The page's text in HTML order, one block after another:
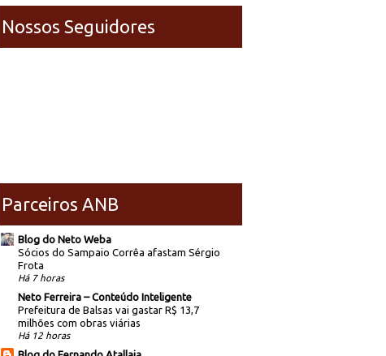
Nossos Seguidores
Parceiros ANB
Blog do Neto Weba
Sócios do Sampaio Corrêa afastam Sérgio
Frota
Há 7 horas
Neto Ferreira – Conteúdo Inteligente
Prefeitura de Balsas vai gastar R$ 13,7
milhões com obras viárias
Há 12 horas